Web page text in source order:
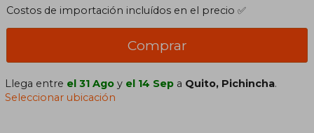
Costos de importación incluídos en el precio ✅
Comprar
Llega entre el 31 Ago y el 14 Sep a Quito, Pichincha.
Seleccionar ubicación